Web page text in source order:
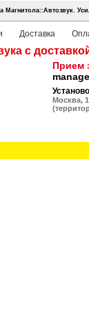
Магнитола::Автозвук.
Доставка
с
Прием
Москва,